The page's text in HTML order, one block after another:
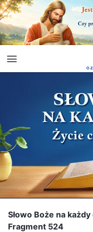
Słowo Boże na
Fragment 524